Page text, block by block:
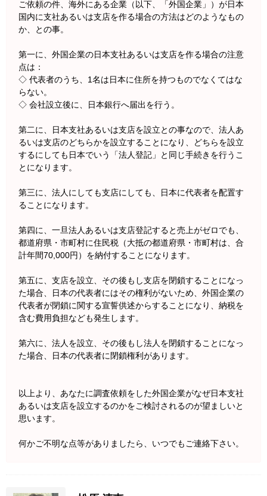
ご依頼の件、海外にある企業（以下、「外国企業」）が日本
国内に支社あるいは支店を作る場合の方法はどのようなもの
か、との事。
第一に、外国企業の日本支社あるいは支店を作る場合の注意
点は：
◇ 代表者のうち、1名は日本に住所を持つものでなくてはな
らない。
◇ 会社設立後に、日本銀行へ届出を行う。
第二に、日本支社あるいは支店を設立との事なので、法人あ
るいは支店のどちらかを設立することになり、どちらを設立
するにしても日本でいう「法人登記」と同じ手続きを行うこ
とになります。
第三に、法人にしても支店にしても、日本に代表者を配置す
ることになります。
第四に、一旦法人あるいは支店登記すると売上がゼロでも、
都道府県・市町村に住民税（大抵の都道府県・市町村は、合
計年間70,000円）を納付することになります。
第五に、支店を設立、その後もし支店を閉鎖することになっ
た場合、日本の代表者にはその権利がないため、外国企業の
代表者が閉鎖に関する宣誓供述からすることになり、納税を
含む費用負担なども発生します。
第六に、法人を設立、その後もし法人を閉鎖することになっ
た場合、日本の代表者に閉鎖権利があります。
以上より、あなたに調査依頼をした外国企業がなぜ日本支社
あるいは支店を設立するのかをご検討されるのが望ましいと
思います。
何かご不明な点等がありましたら、いつでもご連絡下さい。